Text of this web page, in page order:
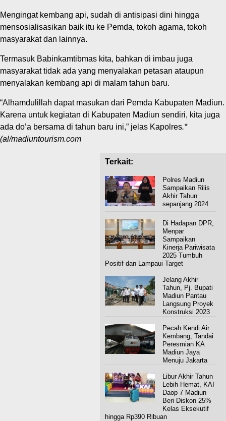
Mengingat kembang api, sudah di antisipasi dini hingga
mensosialisasikan baik itu ke Pemda, tokoh agama, tokoh
masyarakat dan lainnya.
Termasuk Babinkamtibmas kita, bahkan di imbau juga
masyarakat tidak ada yang menyalakan petasan ataupun
menyalakan kembang api di malam tahun baru.
“Alhamdulillah dapat masukan dari Pemda Kabupaten Madiun.
Karena untuk kegiatan di Kabupaten Madiun sendiri, kita juga
ada do’a bersama di tahun baru ini,” jelas Kapolres.*
(al/madiuntourism.com
Terkait:
Polres Madiun
Sampaikan Rilis
Akhir Tahun
sepanjang 2024
Di Hadapan DPR,
Menpar
Sampaikan
Kinerja Pariwisata
2025 Tumbuh
Positif dan Lampaui Target
Jelang Akhir
Tahun, Pj. Bupati
Madiun Pantau
Langsung Proyek
Konstruksi 2023
Pecah Kendi Air
Kembang, Tandai
Peresmian KA
Madiun Jaya
Menuju Jakarta
Libur Akhir Tahun
Lebih Hemat, KAI
Daop 7 Madiun
Beri Diskon 25%
Kelas Eksekutif
hingga Rp390 Ribuan